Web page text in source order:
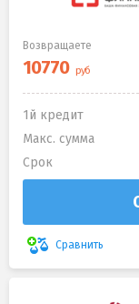
Возвращаете
1й кредит
Макс. сумма
Срок
Сравнить